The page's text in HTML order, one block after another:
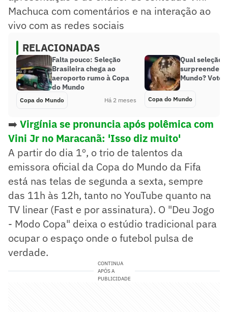
Machuca com comentários e na interação ao
vivo com as redes sociais
RELACIONADAS
Falta pouco: Seleção
Brasileira chega ao
aeroporto rumo à Copa
do Mundo
Copa do Mundo Há 2 meses
Qual seleção
surpreender
Mundo? Vote!
Copa do Mundo
➡️ Virgínia se pronuncia após polêmica com
Vini Jr no Maracanã: 'Isso diz muito'
A partir do dia 1º, o trio de talentos da
emissora oficial da Copa do Mundo da Fifa
está nas telas de segunda a sexta, sempre
das 11h às 12h, tanto no YouTube quanto na
TV linear (Fast e por assinatura). O "Deu Jogo
- Modo Copa" deixa o estúdio tradicional para
ocupar o espaço onde o futebol pulsa de
verdade.
CONTINUA
APÓS A
PUBLICIDADE